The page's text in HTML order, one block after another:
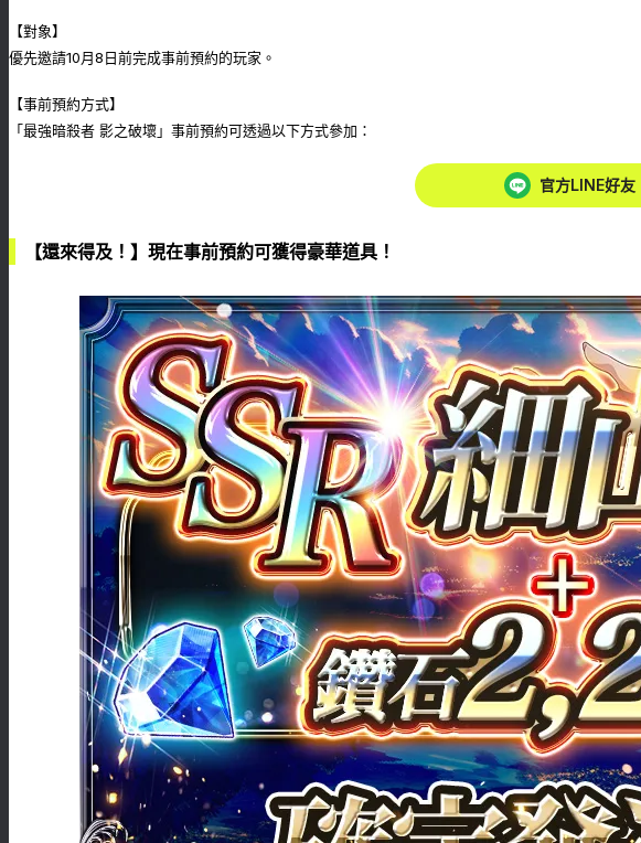
【對象】
優先邀請10月8日前完成事前預約的玩家。
【事前預約方式】
「最強暗殺者 影之破壞」事前預約可透過以下方式參加：
官方LINE好友
【還來得及！】現在事前預約可獲得豪華道具！